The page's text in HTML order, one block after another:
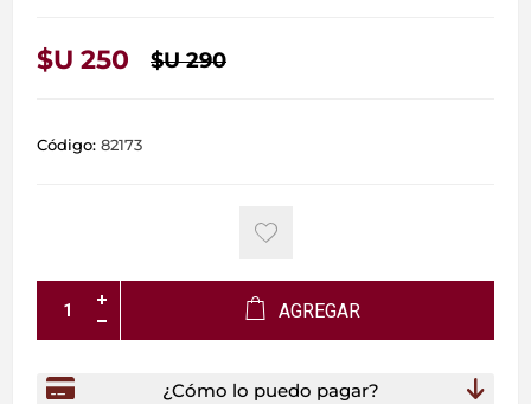
$U 250 $U 290
Código: 82173
AGREGAR
¿Cómo lo puedo pagar?